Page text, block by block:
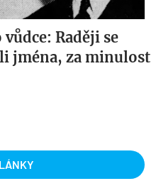
Raději se
jména, za minulost